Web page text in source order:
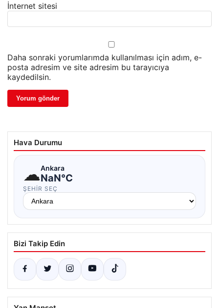
İnternet sitesi
Daha sonraki yorumlarımda kullanılması için adım, e-
posta adresim ve site adresim bu tarayıcıya
kaydedilsin.
Hava Durumu
☁Ankara
NaN°C
ŞEHIR SEÇ
Bizi Takip Edin